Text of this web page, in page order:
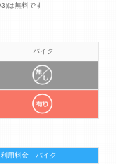
は無料です
バイク
利用料金 バイク